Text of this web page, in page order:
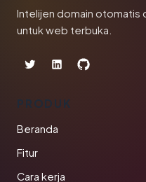
Intelijen domain otomatis
untuk web terbuka.
PRODUK
Beranda
Fitur
Cara kerja